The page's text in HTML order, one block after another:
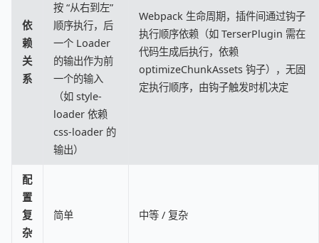
依
赖
关
系
按 “从右到左”
顺序执行，后
一个 Loader
的输出作为前
一个的输入
（如 style-
loader 依赖
css-loader 的
输出）
Webpack 生命周期，插件间通过钩子
执行顺序依赖（如 TerserPlugin 需在
代码生成后执行，依赖
optimizeChunkAssets 钩子），无固
定执行顺序，由钩子触发时机决定
配
置
复
杂
简单 中等 / 复杂